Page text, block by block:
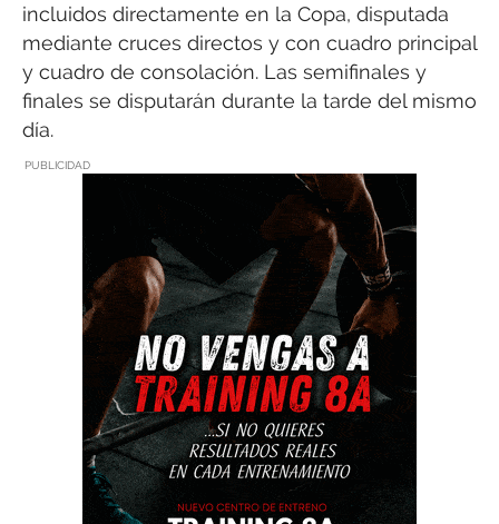
incluidos directamente en la Copa, disputada
mediante cruces directos y con cuadro principal
y cuadro de consolación. Las semifinales y
finales se disputarán durante la tarde del mismo
día.
PUBLICIDAD